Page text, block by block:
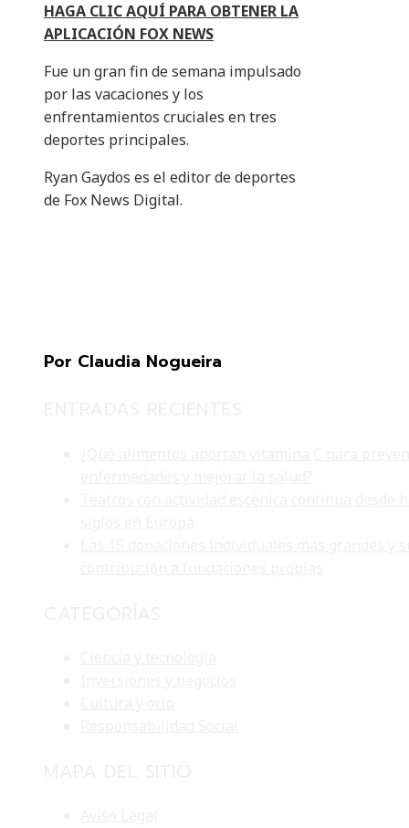
HAGA CLIC AQUÍ PARA OBTENER LA
APLICACIÓN FOX NEWS
Fue un gran fin de semana impulsado
por las vacaciones y los
enfrentamientos cruciales en tres
deportes principales.
Ryan Gaydos es el editor de deportes
de Fox News Digital.
Por Claudia Nogueira